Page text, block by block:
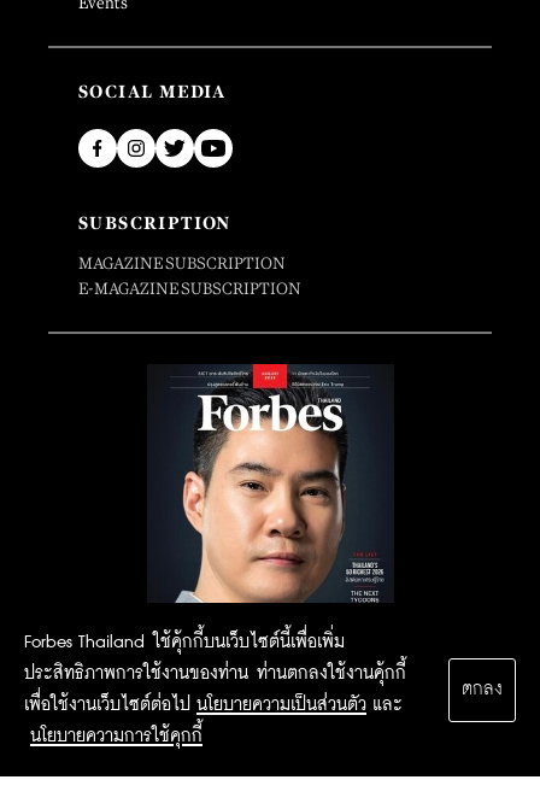
Forbes Thailand ใช้คุ้กกี้บนเว็บไซต์นี้เพื่อเพิ่ม
ประสิทธิภาพการใช้งานของท่าน ท่านตกลงใช้งานคุ้กกี้
เพื่อใช้งานเว็บไซต์ต่อไป นโยบายความเป็นส่วนตัว และ
นโยบายความการใช้คุกกี้
ตกลง
SOCIAL MEDIA
SUBSCRIPTION
MAGAZINE SUBSCRIPTION
E-MAGAZINE SUBSCRIPTION
2015 Forbesthailand.com ALL RIGHTS RESERVED